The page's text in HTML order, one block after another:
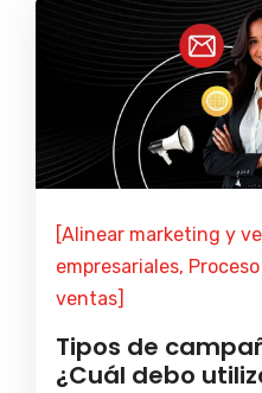
[Alinear marketing y
empresariales,
ventas]
Tipos de
¿Cuál debo